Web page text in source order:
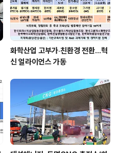
화학산업 고부가‧친환경 전환…혁
신 얼라이언스 가동